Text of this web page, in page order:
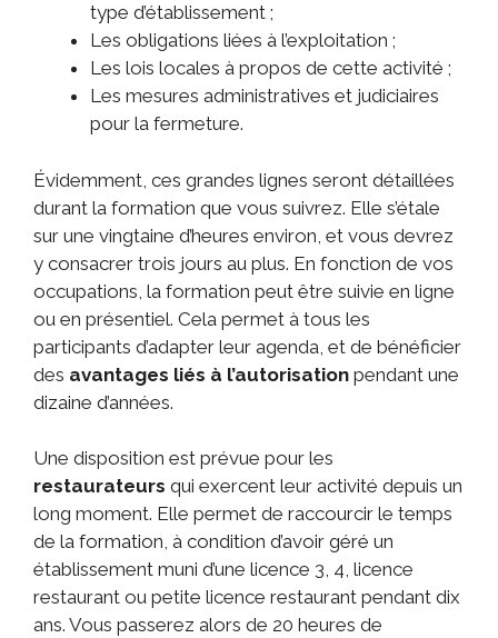
type d’établissement ;
Les obligations liées à l’exploitation ;
Les lois locales à propos de cette activité ;
Les mesures administratives et judiciaires
pour la fermeture.
Évidemment, ces grandes lignes seront détaillées
durant la formation que vous suivrez. Elle s’étale
sur une vingtaine d’heures environ, et vous devrez
y consacrer trois jours au plus. En fonction de vos
occupations, la formation peut être suivie en ligne
ou en présentiel. Cela permet à tous les
participants d’adapter leur agenda, et de bénéficier
des avantages liés à l’autorisation pendant une
dizaine d’années.
Une disposition est prévue pour les
restaurateurs qui exercent leur activité depuis un
long moment. Elle permet de raccourcir le temps
de la formation, à condition d’avoir géré un
établissement muni d’une licence 3, 4, licence
restaurant ou petite licence restaurant pendant dix
ans. Vous passerez alors de 20 heures de